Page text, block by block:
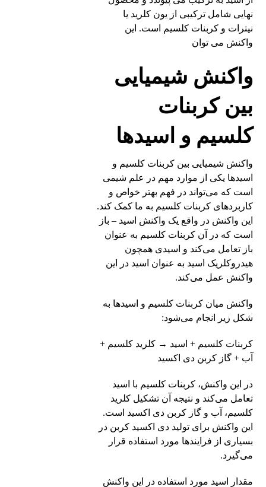
نهایی شامل ترکیبی از یون کلرید یا
نیترات و کربنات کلسیم است. این
واکنش می توان
واکنش شیمیایی
بین کربنات
کلسیم و اسیدها
واکنش شیمیایی بین کربنات کلسیم و
اسیدها یکی از موارد مهم در علم شیمی
است که می‌تواند در فهم بهتر خواص و
کاربردهای کربنات کلسیم به ما کمک کند.
این واکنش در واقع یک واکنش اسید – باز
است که در آن کربنات کلسیم به عنوان
باز تعامل می‌کند و اسیدی همچون
هیدروکلریک اسید به عنوان اسید در این
واکنش عمل می‌کند.
واکنش میان کربنات کلسیم و اسیدها به
شکل زیر انجام می‌شود:
کربنات کلسیم + اسید → کلرید کلسیم +
آب + گاز کربن دی اکسید
در این واکنش، کربنات کلسیم با اسید
تعامل می‌کند و نتیجه آن تشکیل کلرید
کلسیم، آب و گاز کربن دی اکسید است.
این واکنش برای تولید دی اکسید کربن در
بسیاری از فرایندها مورد استفاده قرار
می‌گیرد.
مقدار اسید مورد استفاده در این واکنش